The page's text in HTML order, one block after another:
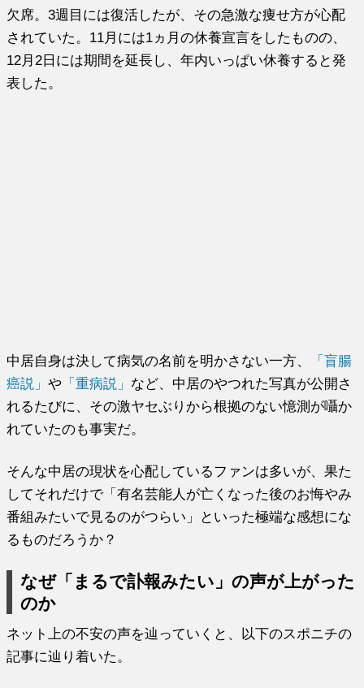
欠席。3週目には復活したが、その急激な痩せ方が心配
されていた。11月には1ヵ月の休養宣言をしたものの、
12月2日には期間を延長し、年内いっぱい休養すると発
表した。
中居自身は決して病気の名前を明かさない一方、
「盲腸
癌説」や 「重病説」 など、中居のやつれた写真が公開さ
れるたびに、その激ヤセぶりから根拠のない憶測が囁か
れていたのも事実だ。
そんな中居の現状を心配しているファンは多いが、果た
してそれだけで「有名芸能人が亡くなった後のお悔やみ
番組みたいで見るのがつらい」といった極端な感想にな
るものだろうか？
なぜ「まるで訃報みたい」の声が上がった
のか
ネット上の不安の声を辿っていくと、以下のスポニチの
記事に辿り着いた。